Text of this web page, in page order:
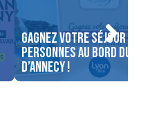
Gagnez votre séjour
personnes au bord du
d’Annecy !